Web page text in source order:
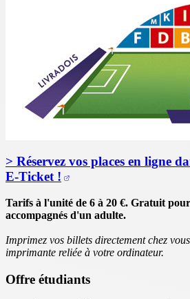
> Réservez vos places en ligne
E-Ticket !
Tarifs à l'unité de 6 à 20 €. Gratuit
accompagnés d'un adulte.
Imprimez vos billets directement chez
imprimante reliée à votre ordinateur.
Offre étudiants